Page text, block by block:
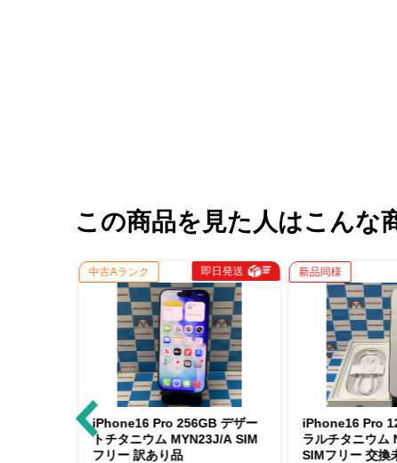
この商品を見た人はこんな
中古Aランク 即日発送
iPhone16 Pro 256GB デザー
トチタニウム MYN23J/A SIM
フリー 訳あり品
新品同様
iPhone16 Pro
ラルチタニウム
SIMフリー 交換未使